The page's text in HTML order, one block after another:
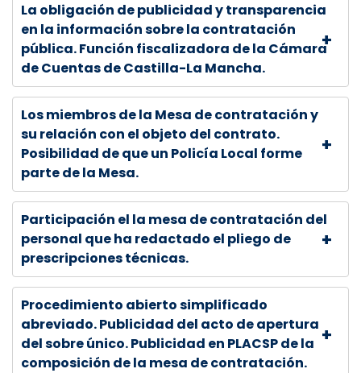
La obligación de publicidad y transparencia
en la información sobre la contratación
pública. Función fiscalizadora de la Cámara
de Cuentas de Castilla-La Mancha.
Los miembros de la Mesa de contratación y
su relación con el objeto del contrato.
Posibilidad de que un Policía Local forme
parte de la Mesa.
Participación el la mesa de contratación del
personal que ha redactado el pliego de
prescripciones técnicas.
Procedimiento abierto simplificado
abreviado. Publicidad del acto de apertura
del sobre único. Publicidad en PLACSP de la
composición de la mesa de contratación.